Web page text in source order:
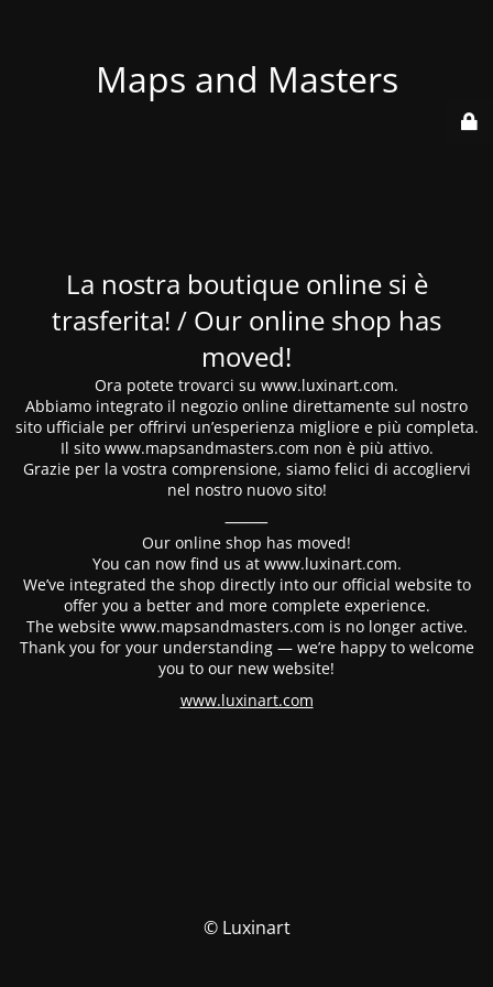
Maps and Masters
La nostra boutique online si è
trasferita! / Our online shop has
moved!
Ora potete trovarci su www.luxinart.com.
Abbiamo integrato il negozio online direttamente sul nostro
sito ufficiale per offrirvi un’esperienza migliore e più completa.
Il sito www.mapsandmasters.com non è più attivo.
Grazie per la vostra comprensione, siamo felici di accogliervi
nel nostro nuovo sito!
⸻
Our online shop has moved!
You can now find us at www.luxinart.com.
We’ve integrated the shop directly into our official website to
offer you a better and more complete experience.
The website www.mapsandmasters.com is no longer active.
Thank you for your understanding — we’re happy to welcome
you to our new website!
www.luxinart.com
© Luxinart